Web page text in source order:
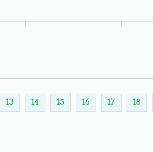
13 14 15 16 17 18